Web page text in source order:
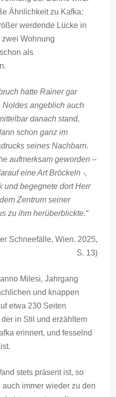
Ähnlichkeit zu Kafka:
werdende Lücke in
Wohnung
als
hatte Rainer gar
angeblich auch
danach stand,
schon ganz im
seines Nachbarn.
aufmerksam geworden –
eine Art Bröckeln -,
und begegnete dort Herr
Zentrum seiner
zu ihm herüberblickte.“
Schneefälle, Wien. 2025,
S. 13)
Milesi, Jahrgang
und knappen
etwa 230 Seiten
in Stil und erzähltem
erinnert, und fesselnd
stets präsent ist, so
immer wieder zu den